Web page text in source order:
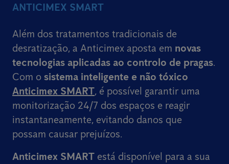
ANTICIMEX SMART
Além dos tratamentos tradicionais de
desratização, a Anticimex aposta em novas
tecnologias aplicadas ao controlo de pragas.
Com o sistema inteligente e não tóxico
Anticimex SMART, é possível garantir uma
monitorização 24/7 dos espaços e reagir
instantaneamente, evitando danos que
possam causar prejuízos.
Anticimex SMART está disponível para a sua